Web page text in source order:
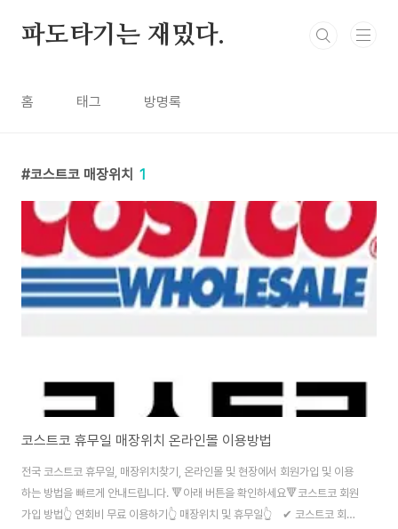
파도타기는 재밌다.
홈 태그 방명록
코스트코 매장위치 1
코스트코 휴무일 매장위치 온라인몰 이용방법
전국 코스트코 휴무일, 매장위치찾기, 온라인몰 및 현장에서 회원가입 및 이용
하는 방법을 빠르게 안내드립니다. 🔻아래 버튼을 확인하세요🔻코스트코 회원
가입 방법👆 연회비 무료 이용하기👆 매장위치 및 휴무일👆 ✔ 코스트코 회원